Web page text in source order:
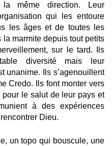
la même direction. Leur
qui les entoure
les âges et de toutes les
marmite depuis tout petits
sur le tard. Ils
diversité mais leur
unanime. Ils s’agenouillent
Credo. Ils font monter vers
le salut de leur pays et
à des expériences
Dieu.
un topo qui bouscule, une